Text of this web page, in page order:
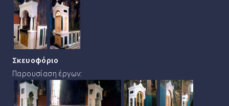
Σκευοφόριο
Παρουσίαση έργων: